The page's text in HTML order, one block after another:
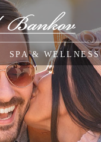
SPA & WELLNESS